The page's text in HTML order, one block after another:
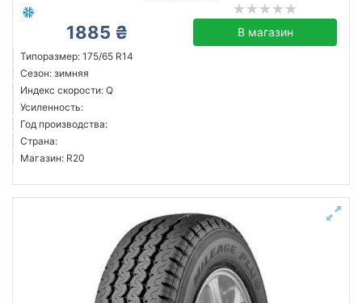
1885 ₴ В магазин
Типоразмер: 175/65 R14
Сезон: зимняя
Индекс скорости: Q
Усиленность:
Год производства:
Страна:
Магазин: R20